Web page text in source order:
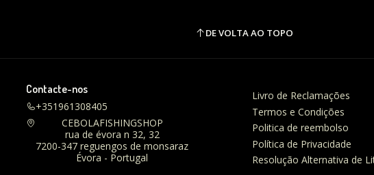
DE VOLTA AO TOPO
Contacte-nos
+351961308405
CEBOLAFISHINGSHOP
rua de évora n 32, 32
7200-347 reguengos de monsaraz
Évora - Portugal
Livro de Reclamações
Termos e Condições
Politica de reembolso
Política de Privacidade
Resolução Alternativa de